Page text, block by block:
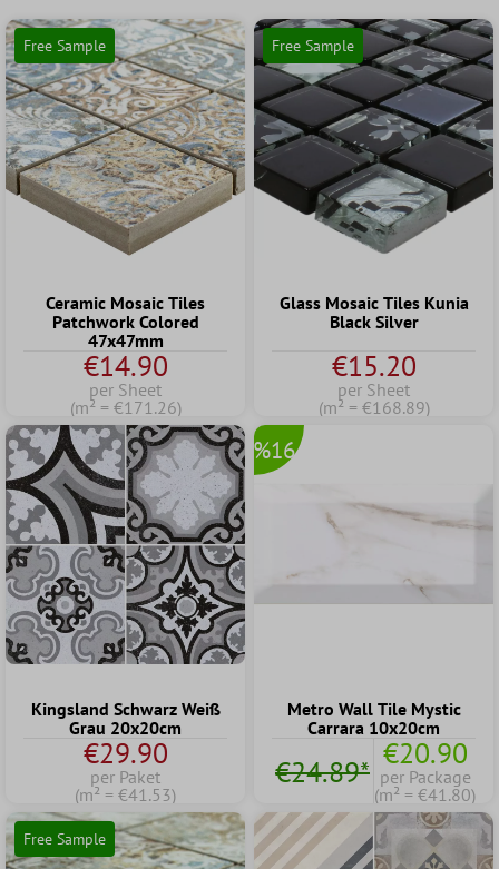
Free Sample
Ceramic Mosaic Tiles
Patchwork Colored
47x47mm
€14.90
per Sheet
(m² = €171.26)
Free Sample
Glass Mosaic Tiles Kunia
Black Silver
€15.20
per Sheet
(m² = €168.89)
Kingsland Schwarz Weiß
Grau 20x20cm
€29.90
per Paket
(m² = €41.53)
%16
Metro Wall Tile Mystic
Carrara 10x20cm
€24.89* €20.90
per Package
(m² = €41.80)
Free Sample